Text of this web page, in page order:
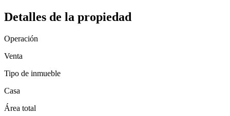
Detalles de la propiedad
Operación
Venta
Tipo de inmueble
Casa
Área total